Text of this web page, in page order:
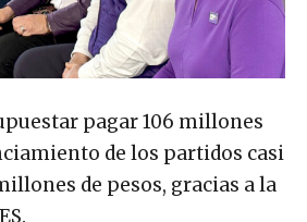
pagar 106 millones
de los partidos casi
de pesos, gracias a la